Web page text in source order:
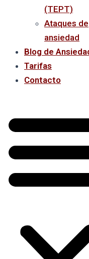
(TEPT)
Ataques de
ansiedad
Blog de
Tarifas
Contacto